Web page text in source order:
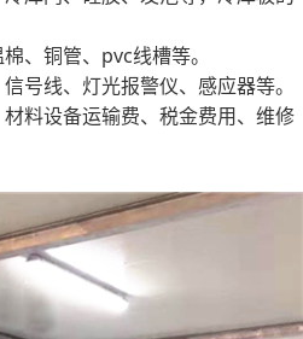
、铜管、pvc线槽等。
号线、灯光报警仪、感应器等。
料设备运输费、税金费用、维修